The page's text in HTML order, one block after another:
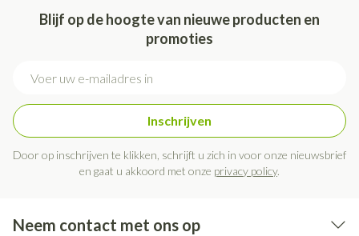
Blijf op de hoogte van nieuwe producten en
promoties
Inschrijven
Door op inschrijven te klikken, schrijft u zich in voor onze nieuwsbrief
en gaat u akkoord met onze privacy policy.
Neem contact met ons op